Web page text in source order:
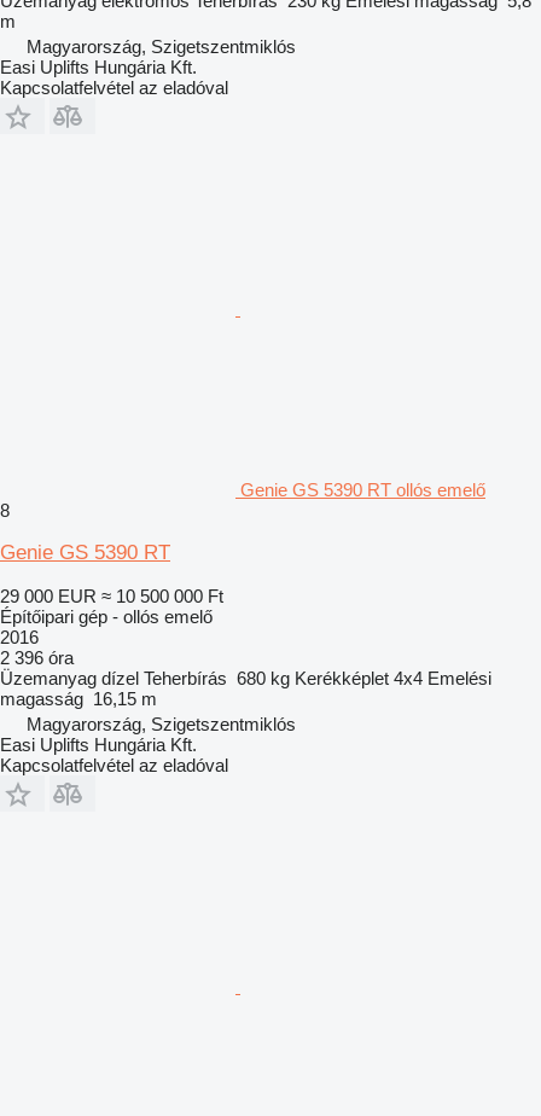
m
Magyarország, Szigetszentmiklós
Easi Uplifts Hungária Kft.
Kapcsolatfelvétel az eladóval
Genie GS 5390 RT ollós emelő
8
Genie GS 5390 RT
29 000 EUR ≈ 10 500 000 Ft
Építőipari gép - ollós emelő
2016
2 396 óra
Üzemanyag dízel Teherbírás 680 kg Kerékképlet 4x4 Emelési
magasság 16,15 m
Magyarország, Szigetszentmiklós
Easi Uplifts Hungária Kft.
Kapcsolatfelvétel az eladóval